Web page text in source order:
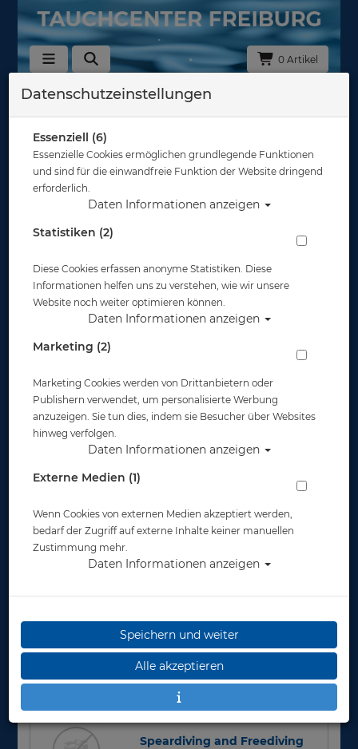
0 Artikel
Beuchat
Zubehör
Halbtrockenanzüge
/ Kids
Speardiving and Freediving
Datenschutzeinstellungen
Essenziell (6)
Essenzielle Cookies ermöglichen grundlegende Funktionen
und sind für die einwandfreie Funktion der Website dringend
erforderlich.
Daten Informationen anzeigen
Statistiken (2)
Diese Cookies erfassen anonyme Statistiken. Diese
Informationen helfen uns zu verstehen, wie wir unsere
Website noch weiter optimieren können.
Daten Informationen anzeigen
Marketing (2)
Marketing Cookies werden von Drittanbietern oder
Publishern verwendet, um personalisierte Werbung
anzuzeigen. Sie tun dies, indem sie Besucher über Websites
hinweg verfolgen.
Daten Informationen anzeigen
Externe Medien (1)
Wenn Cookies von externen Medien akzeptiert werden,
bedarf der Zugriff auf externe Inhalte keiner manuellen
Zustimmung mehr.
Daten Informationen anzeigen
Speichern und weiter
Alle akzeptieren